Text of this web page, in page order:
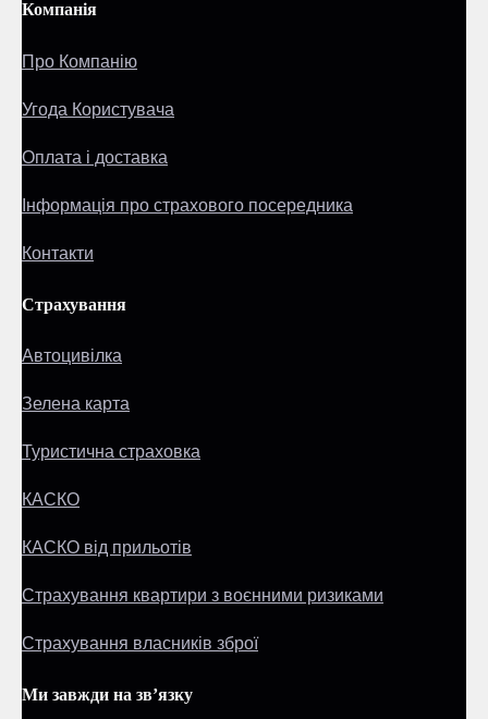
Компанія
Про Компанію
Угода Користувача
Оплата і доставка
Інформація про страхового посередника
Контакти
Страхування
Автоцивілка
Зелена карта
Туристична страховка
КАСКО
КАСКО від прильотів
Страхування квартири з воєнними ризиками
Страхування власників зброї
Ми завжди на зв’язку